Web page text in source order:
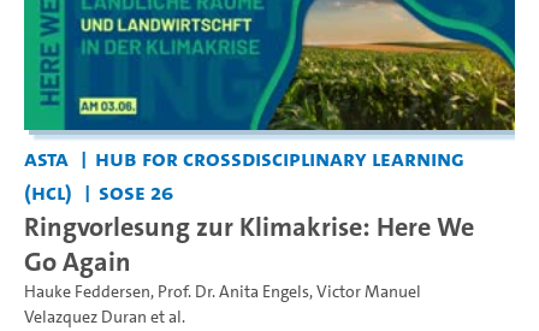
AStA
Hub for Crossdisciplinary Learning
(HCL)
SoSe 26
Ringvorlesung zur Klimakrise: Here We
Go Again
Hauke Feddersen, Prof. Dr. Anita Engels,Victor Manuel
Velazquez Duran et al.